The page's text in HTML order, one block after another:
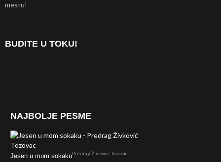
mestu!
BUDITE U TOKU!
NAJBOLJE PESME
Jesen u mom sokakuPredrag Živković Tozovac